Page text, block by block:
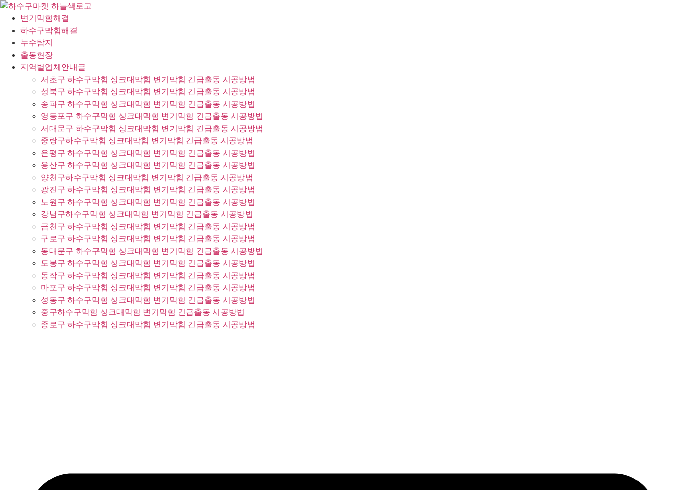
콘
변기막힘해결
하수구막힘해결
누수탐지
출동현장
지역별업체안내글
서초구 하수구막힘 싱크대막힘 변기막힘 긴급출동 시공방법
성북구 하수구막힘 싱크대막힘 변기막힘 긴급출동 시공방법
송파구 하수구막힘 싱크대막힘 변기막힘 긴급출동 시공방법
영등포구 하수구막힘 싱크대막힘 변기막힘 긴급출동 시공방법
서대문구 하수구막힘 싱크대막힘 변기막힘 긴급출동 시공방법
중랑구하수구막힘 싱크대막힘 변기막힘 긴급출동 시공방법
은평구 하수구막힘 싱크대막힘 변기막힘 긴급출동 시공방법
용산구 하수구막힘 싱크대막힘 변기막힘 긴급출동 시공방법
양천구하수구막힘 싱크대막힘 변기막힘 긴급출동 시공방법
광진구 하수구막힘 싱크대막힘 변기막힘 긴급출동 시공방법
노원구 하수구막힘 싱크대막힘 변기막힘 긴급출동 시공방법
강남구하수구막힘 싱크대막힘 변기막힘 긴급출동 시공방법
금천구 하수구막힘 싱크대막힘 변기막힘 긴급출동 시공방법
구로구 하수구막힘 싱크대막힘 변기막힘 긴급출동 시공방법
동대문구 하수구막힘 싱크대막힘 변기막힘 긴급출동 시공방법
도봉구 하수구막힘 싱크대막힘 변기막힘 긴급출동 시공방법
동작구 하수구막힘 싱크대막힘 변기막힘 긴급출동 시공방법
마포구 하수구막힘 싱크대막힘 변기막힘 긴급출동 시공방법
성동구 하수구막힘 싱크대막힘 변기막힘 긴급출동 시공방법
중구하수구막힘 싱크대막힘 변기막힘 긴급출동 시공방법
종로구 하수구막힘 싱크대막힘 변기막힘 긴급출동 시공방법